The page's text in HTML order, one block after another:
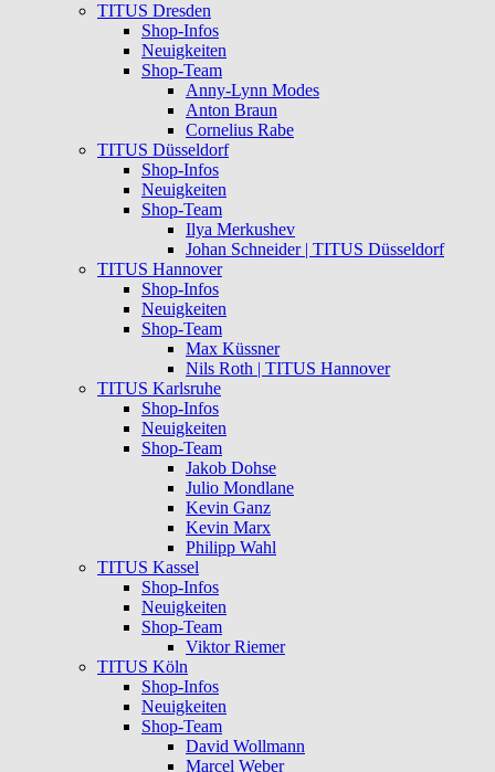
TITUS Dresden
Shop-Infos
Neuigkeiten
Shop-Team
Anny-Lynn Modes
Anton Braun
Cornelius Rabe
TITUS Düsseldorf
Shop-Infos
Neuigkeiten
Shop-Team
Ilya Merkushev
Johan Schneider | TITUS Düsseldorf
TITUS Hannover
Shop-Infos
Neuigkeiten
Shop-Team
Max Küssner
Nils Roth | TITUS Hannover
TITUS Karlsruhe
Shop-Infos
Neuigkeiten
Shop-Team
Jakob Dohse
Julio Mondlane
Kevin Ganz
Kevin Marx
Philipp Wahl
TITUS Kassel
Shop-Infos
Neuigkeiten
Shop-Team
Viktor Riemer
TITUS Köln
Shop-Infos
Neuigkeiten
Shop-Team
David Wollmann
Marcel Weber